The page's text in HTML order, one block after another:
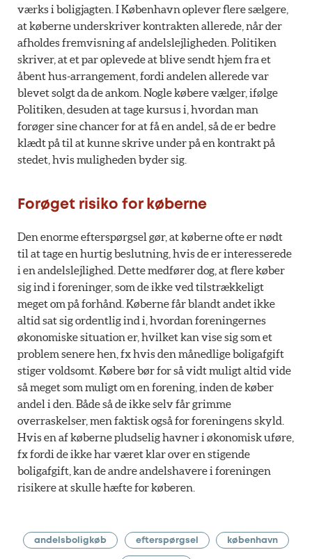
værks i boligjagten. I København oplever flere sælgere,
at køberne underskriver kontrakten allerede, når der
afholdes fremvisning af andelslejligheden. Politiken
skriver, at et par oplevede at blive sendt hjem fra et
åbent hus-arrangement, fordi andelen allerede var
blevet solgt da de ankom. Nogle købere vælger, ifølge
Politiken, desuden at tage kursus i, hvordan man
forøger sine chancer for at få en andel, så de er bedre
klædt på til at kunne skrive under på en kontrakt på
stedet, hvis muligheden byder sig.
Forøget risiko for køberne
Den enorme efterspørgsel gør, at køberne ofte er nødt
til at tage en hurtig beslutning, hvis de er interesserede
i en andelslejlighed. Dette medfører dog, at flere køber
sig ind i foreninger, som de ikke ved tilstrækkeligt
meget om på forhånd. Køberne får blandt andet ikke
altid sat sig ordentlig ind i, hvordan foreningernes
økonomiske situation er, hvilket kan vise sig som et
problem senere hen, fx hvis den månedlige boligafgift
stiger voldsomt. Købere bør for så vidt muligt altid vide
så meget som muligt om en forening, inden de køber
andel i den. Både så de ikke selv får grimme
overraskelser, men faktisk også for foreningens skyld.
Hvis en af køberne pludselig havner i økonomisk uføre,
fx fordi de ikke har været klar over en stigende
boligafgift, kan de andre andelshavere i foreningen
risikere at skulle hæfte for køberen.
andelsboligkøb efterspørgsel københavn